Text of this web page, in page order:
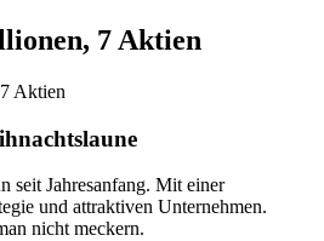
7 Aktien
seit Jahresanfang. Mit einer
und attraktiven Unternehmen.
nicht meckern.